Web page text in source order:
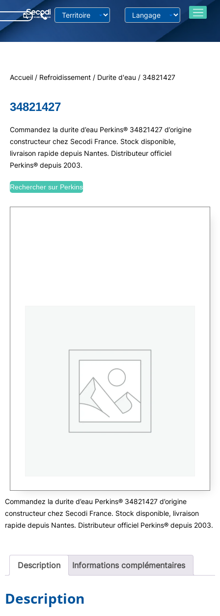
Accueil / Refroidissement / Durite d'eau / 34821427
34821427
Commandez la durite d’eau Perkins® 34821427 d’origine
constructeur chez Secodi France. Stock disponible,
livraison rapide depuis Nantes. Distributeur officiel
Perkins® depuis 2003.
Rechercher sur Perkins
Commandez la durite d’eau Perkins® 34821427 d’origine
constructeur chez Secodi France. Stock disponible, livraison
rapide depuis Nantes. Distributeur officiel Perkins® depuis 2003.
Description Informations complémentaires
Description